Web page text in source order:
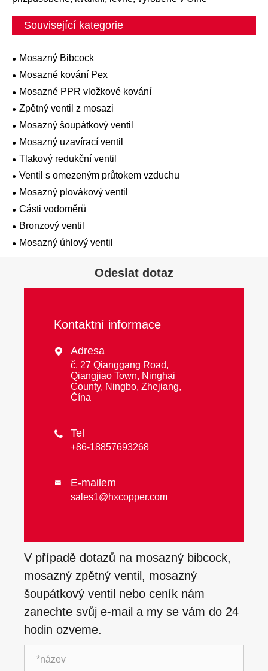
Související kategorie
Mosazný Bibcock
Mosazné kování Pex
Mosazné PPR vložkové kování
Zpětný ventil z mosazi
Mosazný šoupátkový ventil
Mosazný uzavírací ventil
Tlakový redukční ventil
Ventil s omezeným průtokem vzduchu
Mosazný plovákový ventil
Části vodoměrů
Bronzový ventil
Mosazný úhlový ventil
Odeslat dotaz
Kontaktní informace
 Adresa
č. 27 Qianggang Road,
Qiangjiao Town, Ninghai
County, Ningbo, Zhejiang,
Čína
 Tel
+86-18857693268
 E-mailem
sales1@hxcopper.com
V případě dotazů na mosazný bibcock,
mosazný zpětný ventil, mosazný
šoupátkový ventil nebo ceník nám
zanechte svůj e-mail a my se vám do 24
hodin ozveme.